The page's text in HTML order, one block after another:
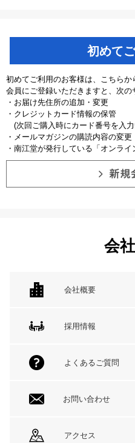
初めて
初めてご利用のお客様は、こちらか
会員にご登録いただきますと、次の
・お届け先住所の追加・変更
・クレジットカード情報の保管
(次回ご購入時にカード番号を入
・メールマガジンの購読内容の変更
・南江堂が発行している「オンラ
会
会社概要
採用情報
よくあるご質問
お問い合わせ
アクセス